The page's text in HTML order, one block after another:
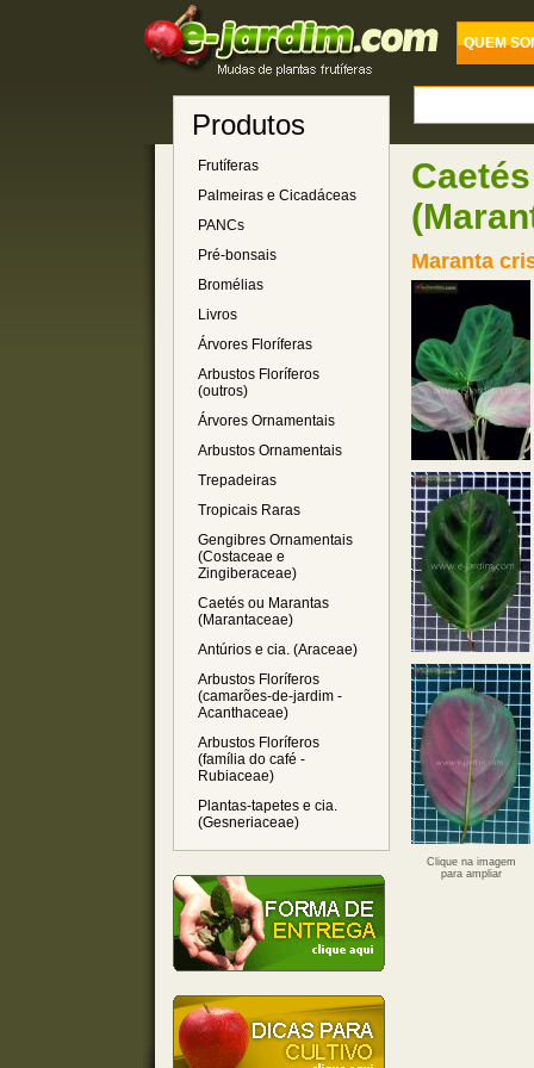
QUEM
Produtos
Frutíferas
Palmeiras e Cicadáceas
PANCs
Pré-bonsais
Bromélias
Livros
Árvores Floríferas
Arbustos Floríferos
(outros)
Árvores Ornamentais
Arbustos Ornamentais
Trepadeiras
Tropicais Raras
Gengibres Ornamentais
(Costaceae e
Zingiberaceae)
Caetés ou Marantas
(Marantaceae)
Antúrios e cia. (Araceae)
Arbustos Floríferos
(camarões-de-jardim -
Acanthaceae)
Arbustos Floríferos
(família do café -
Rubiaceae)
Plantas-tapetes e cia.
(Gesneriaceae)
Maranta
Clique na imagem
para ampliar